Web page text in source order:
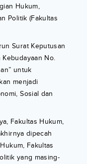
Hukum,
Politik (Fakultas
Surat Keputusan
No.
untuk
menjadi
Sosial dan
Fakultas Hukum,
dipecah
Fakultas
yang masing-